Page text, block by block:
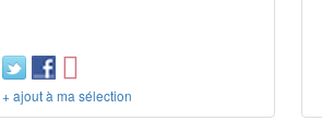
+ ajout à ma sélection